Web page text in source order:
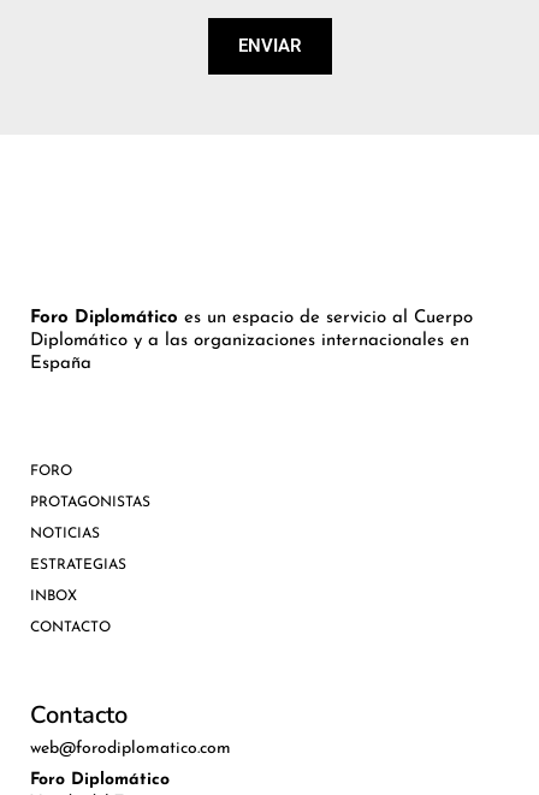
ENVIAR
Foro Diplomático es un espacio de servicio al Cuerpo
Diplomático y a las organizaciones internacionales en
España
FORO
PROTAGONISTAS
NOTICIAS
ESTRATEGIAS
INBOX
CONTACTO
Contacto
web@forodiplomatico.com
Foro Diplomático